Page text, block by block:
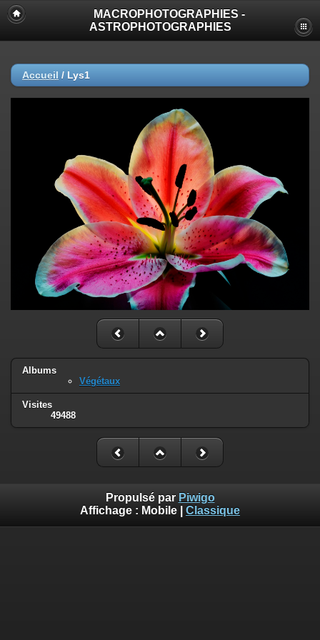
MACROPHOTOGRAPHIES -
ASTROPHOTOGRAPHIES
Accueil / Lys1
Albums
Végétaux
Visites
49488
Propulsé par Piwigo
Affichage : Mobile Classique